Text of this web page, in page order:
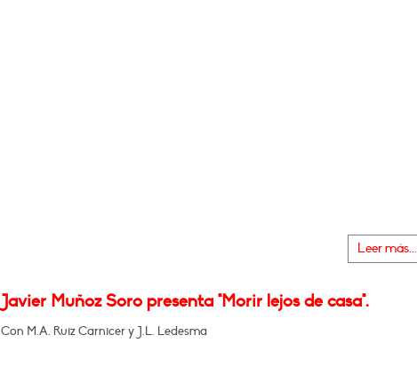
Leer más...
Javier Muñoz Soro presenta "Morir lejos de casa".
Con M.A. Ruiz Carnicer y J.L. Ledesma